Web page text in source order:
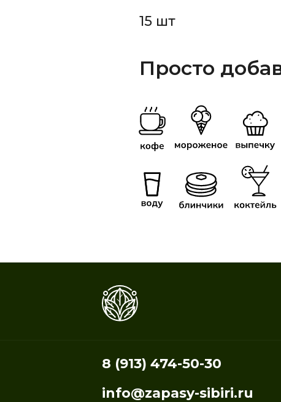
Просто
15 шт
info@zapasy-sibiri.ru
8 (913) 474-50-30